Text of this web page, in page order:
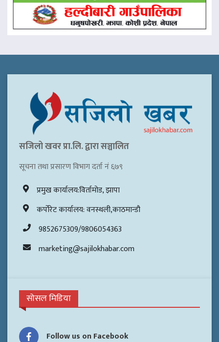
सजिलो खवर प्रा.लि. द्वारा सञ्चालित
सूचना तथा प्रसारण विभाग दर्ता नं ६७९
प्रमुख कार्यालय:विर्तामोड, झापा
कर्पोरेट कार्यालय: वनस्थली,काठमान्डौ
9852675309/9806054363
marketing@sajilokhabar.com
सोसल मिडिया
Follow us on Facebook